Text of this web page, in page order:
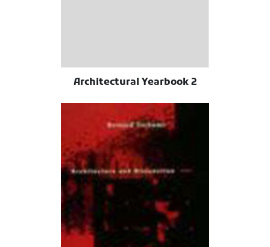
Architectural Yearbook 2